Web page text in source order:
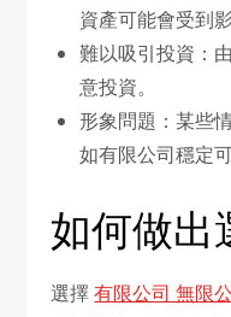
資產可能會受到影
難以吸引投資：
意投資。
形象問題：某些
如有限公司穩定可
如何做出
選擇有限公司 無限